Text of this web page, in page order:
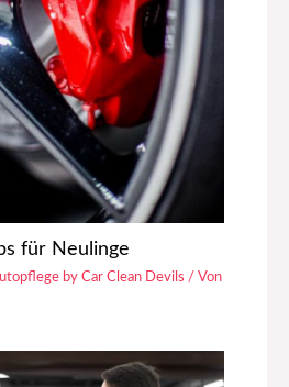
für Neulinge
by Car Clean Devils / Von